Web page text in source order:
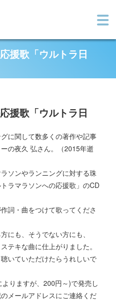
援歌「ウルトラ日
援歌「ウルトラ日
に関して数多くの著作や記事
の夜久 弘さん。（2015年逝
ソンやランニングに対する珠
ラマラソンへの応援歌」のCD
詞・曲をつけて歌ってくださ
にも、そうでない方にも、
テキな曲に仕上がりました。
いていただけたらうれしいで
りますが、200円～)で発売し
メールアドレスにご連絡くだ